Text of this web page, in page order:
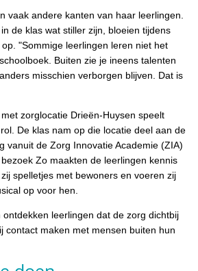
vaak andere kanten van haar leerlingen.
de klas wat stiller zijn, bloeien tijdens
"Sommige leerlingen leren niet het
Buiten zie je ineens talenten
misschien verborgen blijven. Dat is
zorglocatie Drieën-Huysen speelt
De klas nam op die locatie deel aan de
vanuit de Zorg Innovatie Academie (ZIA)
Zo maakten de leerlingen kennis
spelletjes met bewoners en voeren zij
op voor hen.
leerlingen dat de zorg dichtbij
contact maken met mensen buiten hun